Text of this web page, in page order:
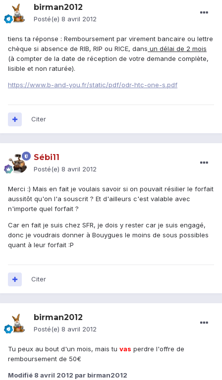
birman2012
Posté(e) 8 avril 2012
tiens ta réponse : Remboursement par virement bancaire ou lettre
chèque si absence de RIB, RIP ou RICE, dans un délai de 2 mois
(à compter de la date de réception de votre demande complète,
lisible et non raturée).
https://www.b-and-you.fr/static/pdf/odr-htc-one-s.pdf
Citer
Sébi11
Posté(e) 8 avril 2012
Merci :) Mais en fait je voulais savoir si on pouvait résilier le forfait
aussitôt qu'on l'a souscrit ? Et d'ailleurs c'est valable avec
n'importe quel forfait ?
Car en fait je suis chez SFR, je dois y rester car je suis engagé,
donc je voudrais donner à Bouygues le moins de sous possibles
quant à leur forfait :P
Citer
birman2012
Posté(e) 8 avril 2012
Tu peux au bout d'un mois, mais tu vas perdre l'offre de
remboursement de 50€
Modifié 8 avril 2012 par birman2012